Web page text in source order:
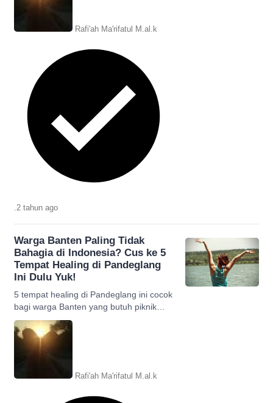
Rafi'ah Ma'rifatul M.al.k
2 tahun ago
Warga Banten Paling Tidak
Bahagia di Indonesia? Cus ke 5
Tempat Healing di Pandeglang
Ini Dulu Yuk!
5 tempat healing di Pandeglang ini cocok
bagi warga Banten yang butuh piknik
supaya tidak lupa bahagia. Simak listnya!
Rafi'ah Ma'rifatul M.al.k